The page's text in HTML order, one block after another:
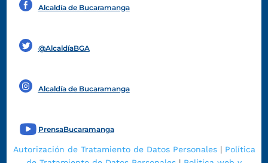
Alcaldía de Bucaramanga
@AlcaldíaBGA
Alcaldía de Bucaramanga
PrensaBucaramanga
Autorización de Tratamiento de Datos Personales| Política